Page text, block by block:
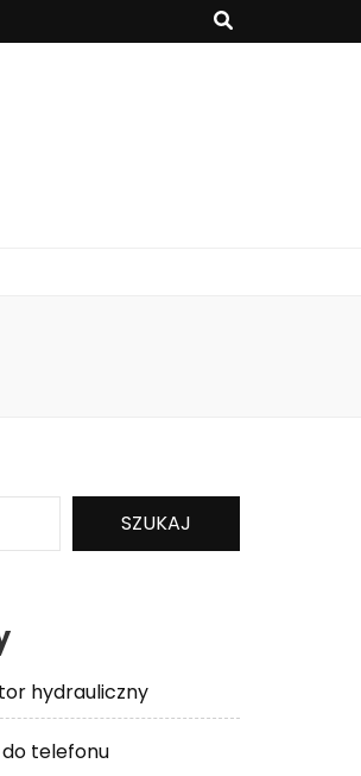
SZUKAJ
hydrauliczny
telefonu